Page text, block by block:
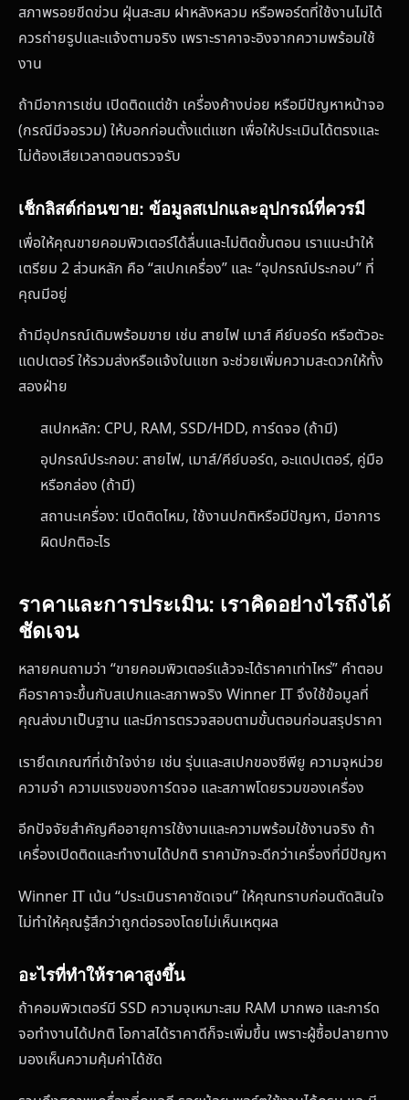
สภาพรอยขีดข่วน ฝุ่นสะสม ฝาหลังหลวม หรือพอร์ตที่ใช้งานไม่ได้
ควรถ่ายรูปและแจ้งตามจริง เพราะราคาจะอิงจากความพร้อมใช้
งาน
ถ้ามีอาการเช่น เปิดติดแต่ช้า เครื่องค้างบ่อย หรือมีปัญหาหน้าจอ
(กรณีมีจอรวม) ให้บอกก่อนตั้งแต่แชท เพื่อให้ประเมินได้ตรงและ
ไม่ต้องเสียเวลาตอนตรวจรับ
เช็กลิสต์ก่อนขาย: ข้อมูลสเปกและอุปกรณ์ที่ควรมี
เพื่อให้คุณขายคอมพิวเตอร์ได้ลื่นและไม่ติดขั้นตอน เราแนะนำให้
เตรียม 2 ส่วนหลัก คือ “สเปกเครื่อง” และ “อุปกรณ์ประกอบ” ที่
คุณมีอยู่
ถ้ามีอุปกรณ์เดิมพร้อมขาย เช่น สายไฟ เมาส์ คีย์บอร์ด หรือตัวอะ
แดปเตอร์ ให้รวมส่งหรือแจ้งในแชท จะช่วยเพิ่มความสะดวกให้ทั้ง
สองฝ่าย
สเปกหลัก: CPU, RAM, SSD/HDD, การ์ดจอ (ถ้ามี)
อุปกรณ์ประกอบ: สายไฟ, เมาส์/คีย์บอร์ด, อะแดปเตอร์, คู่มือ
หรือกล่อง (ถ้ามี)
สถานะเครื่อง: เปิดติดไหม, ใช้งานปกติหรือมีปัญหา, มีอาการ
ผิดปกติอะไร
ราคาและการประเมิน: เราคิดอย่างไรถึงได้
ชัดเจน
หลายคนถามว่า “ขายคอมพิวเตอร์แล้วจะได้ราคาเท่าไหร่” คำตอบ
คือราคาจะขึ้นกับสเปกและสภาพจริง Winner IT จึงใช้ข้อมูลที่
คุณส่งมาเป็นฐาน และมีการตรวจสอบตามขั้นตอนก่อนสรุปราคา
เรายึดเกณฑ์ที่เข้าใจง่าย เช่น รุ่นและสเปกของซีพียู ความจุหน่วย
ความจำ ความแรงของการ์ดจอ และสภาพโดยรวมของเครื่อง
อีกปัจจัยสำคัญคืออายุการใช้งานและความพร้อมใช้งานจริง ถ้า
เครื่องเปิดติดและทำงานได้ปกติ ราคามักจะดีกว่าเครื่องที่มีปัญหา
Winner IT เน้น “ประเมินราคาชัดเจน” ให้คุณทราบก่อนตัดสินใจ
ไม่ทำให้คุณรู้สึกว่าถูกต่อรองโดยไม่เห็นเหตุผล
อะไรที่ทำให้ราคาสูงขึ้น
ถ้าคอมพิวเตอร์มี SSD ความจุเหมาะสม RAM มากพอ และการ์ด
จอทำงานได้ปกติ โอกาสได้ราคาดีก็จะเพิ่มขึ้น เพราะผู้ซื้อปลายทาง
มองเห็นความคุ้มค่าได้ชัด